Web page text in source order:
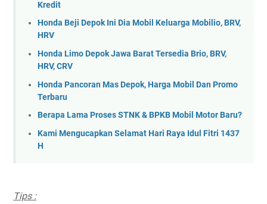
Kredit
Honda Beji Depok Ini Dia Mobil Keluarga Mobilio, BRV,
HRV
Honda Limo Depok Jawa Barat Tersedia Brio, BRV,
HRV, CRV
Honda Pancoran Mas Depok, Harga Mobil Dan Promo
Terbaru
Berapa Lama Proses STNK & BPKB Mobil Motor Baru?
Kami Mengucapkan Selamat Hari Raya Idul Fitri 1437
H
Tips :